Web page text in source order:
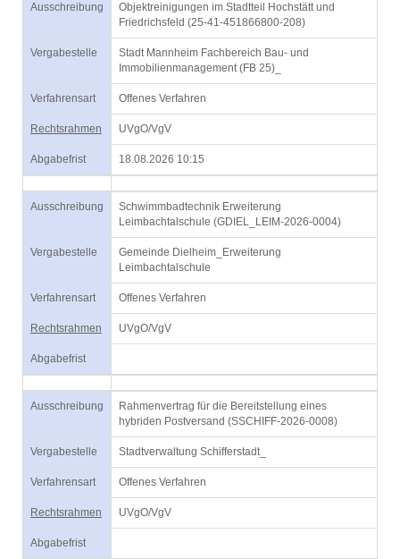
Ausschreibung
Objektreinigungen im Stadtteil Hochstätt und
Friedrichsfeld (25-41-451866800-208)
Vergabestelle
Stadt Mannheim Fachbereich Bau- und
Immobilienmanagement (FB 25)_
Verfahrensart Offenes Verfahren
Rechtsrahmen UVgO/VgV
Abgabefrist 18.08.2026 10:15
Ausschreibung
Schwimmbadtechnik Erweiterung
Leimbachtalschule (GDIEL_LEIM-2026-0004)
Vergabestelle
Gemeinde Dielheim_Erweiterung
Leimbachtalschule
Verfahrensart Offenes Verfahren
Rechtsrahmen UVgO/VgV
Abgabefrist
Ausschreibung
Rahmenvertrag für die Bereitstellung eines
hybriden Postversand (SSCHIFF-2026-0008)
Vergabestelle Stadtverwaltung Schifferstadt_
Verfahrensart Offenes Verfahren
Rechtsrahmen UVgO/VgV
Abgabefrist